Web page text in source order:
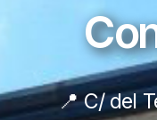
📍 C/ del